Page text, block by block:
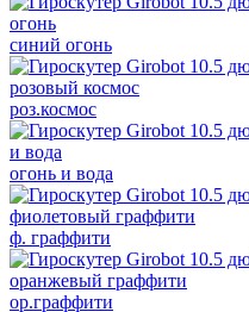
синий огонь
роз.космос
огонь и вода
ф. граффити
ор.граффити